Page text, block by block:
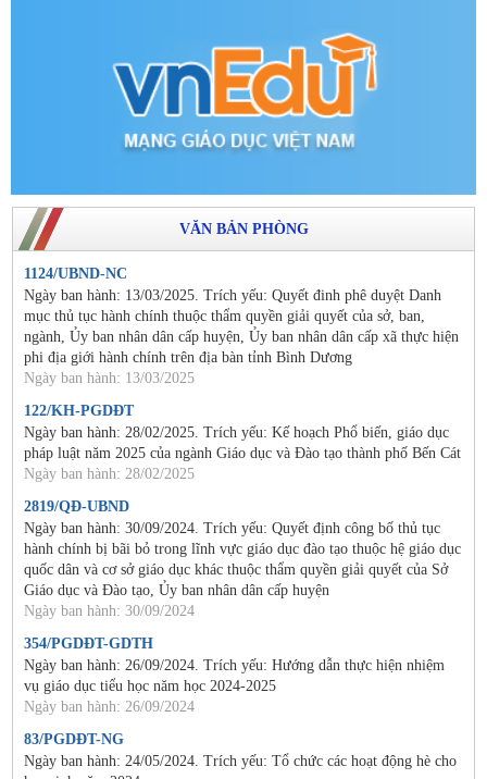
VĂN BẢN PHÒNG
1124/UBND-NC
Ngày ban hành: 13/03/2025. Trích yếu: Quyết đinh phê duyệt Danh
mục thủ tục hành chính thuộc thẩm quyền giải quyết của sở, ban,
ngành, Ủy ban nhân dân cấp huyện, Ủy ban nhân dân cấp xã thực hiện
phi địa giới hành chính trên địa bàn tỉnh Bình Dương
Ngày ban hành: 13/03/2025
122/KH-PGDĐT
Ngày ban hành: 28/02/2025. Trích yếu: Kế hoạch Phổ biến, giáo dục
pháp luật năm 2025 của ngành Giáo dục và Đào tạo thành phố Bến Cát
Ngày ban hành: 28/02/2025
2819/QĐ-UBND
Ngày ban hành: 30/09/2024. Trích yếu: Quyết định công bố thủ tục
hành chính bị bãi bỏ trong lĩnh vực giáo dục đào tạo thuộc hệ giáo dục
quốc dân và cơ sở giáo dục khác thuộc thẩm quyền giải quyết của Sở
Giáo dục và Đào tạo, Ủy ban nhân dân cấp huyện
Ngày ban hành: 30/09/2024
354/PGDĐT-GDTH
Ngày ban hành: 26/09/2024. Trích yếu: Hướng dẫn thực hiện nhiệm
vụ giáo dục tiểu học năm học 2024-2025
Ngày ban hành: 26/09/2024
83/PGDĐT-NG
Ngày ban hành: 24/05/2024. Trích yếu: Tổ chức các hoạt động hè cho